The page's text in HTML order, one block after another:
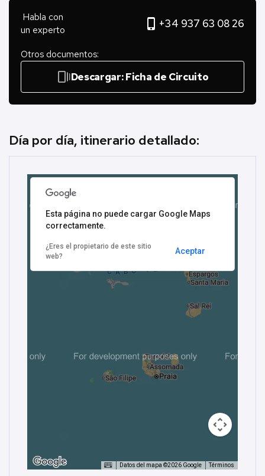
Habla con
un experto
phone_iphone +34 937 63 08 26
Otros documentos:
web_storiesDescargar: Ficha de Circuito
Día por día, itinerario detallado:
Datos del mapa ©2026 Google Términos
Esta página no puede cargar Google Maps
correctamente.
¿Eres el propietario de este sitio
web?
Aceptar